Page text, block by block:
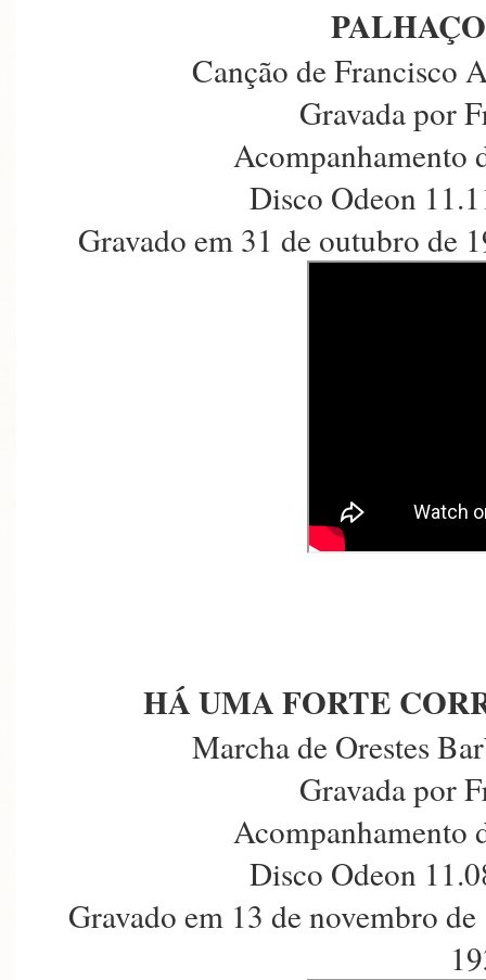
Canção de Francisco
Gravada por
Acompanhamento
Disco Odeon
Gravado em 31 de outubro de
HÁ UMA FORTE
Marcha de Orestes
Gravada por
Acompanhamento
Disco Odeon
Gravado em 13 de novembro